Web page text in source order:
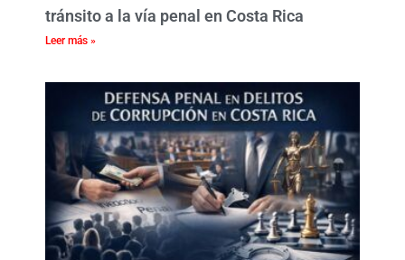
tránsito a la vía penal en Costa Rica
Leer más »